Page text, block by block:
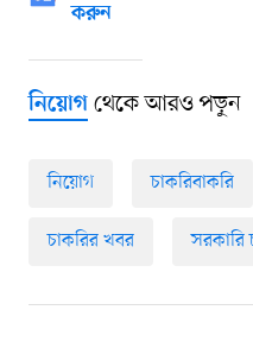
করুন
নিয়োগথেকে আরও পড়ুন
নিয়োগ চাকরিবাকরি
চাকরির খবর সরকারি